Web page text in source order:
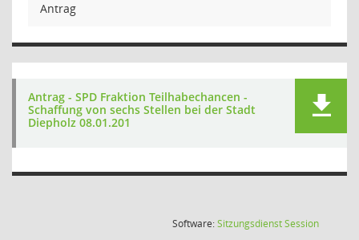
Antrag
Antrag - SPD Fraktion Teilhabechancen -
Schaffung von sechs Stellen bei der Stadt
Diepholz 08.01.201
Software:SitzungsdienstSession(Wird in